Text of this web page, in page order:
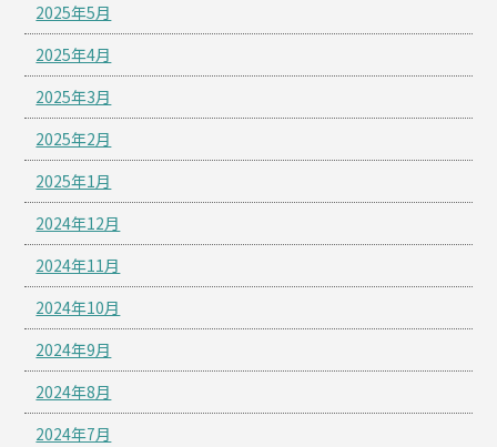
2025年5月
2025年4月
2025年3月
2025年2月
2025年1月
2024年12月
2024年11月
2024年10月
2024年9月
2024年8月
2024年7月